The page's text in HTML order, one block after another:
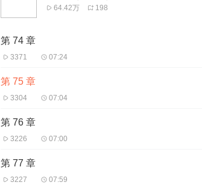
64.42万 198
第 74 章
3371 07:24
第 75 章
3304 07:04
第 76 章
3226 07:00
第 77 章
3227 07:59